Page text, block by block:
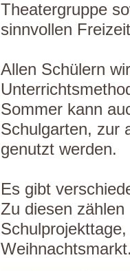
Theatergruppe
sinnvollen
Allen Schülern
Sommer kann
Schulgarten, zur
genutzt werden.
Es gibt
Zu diesen